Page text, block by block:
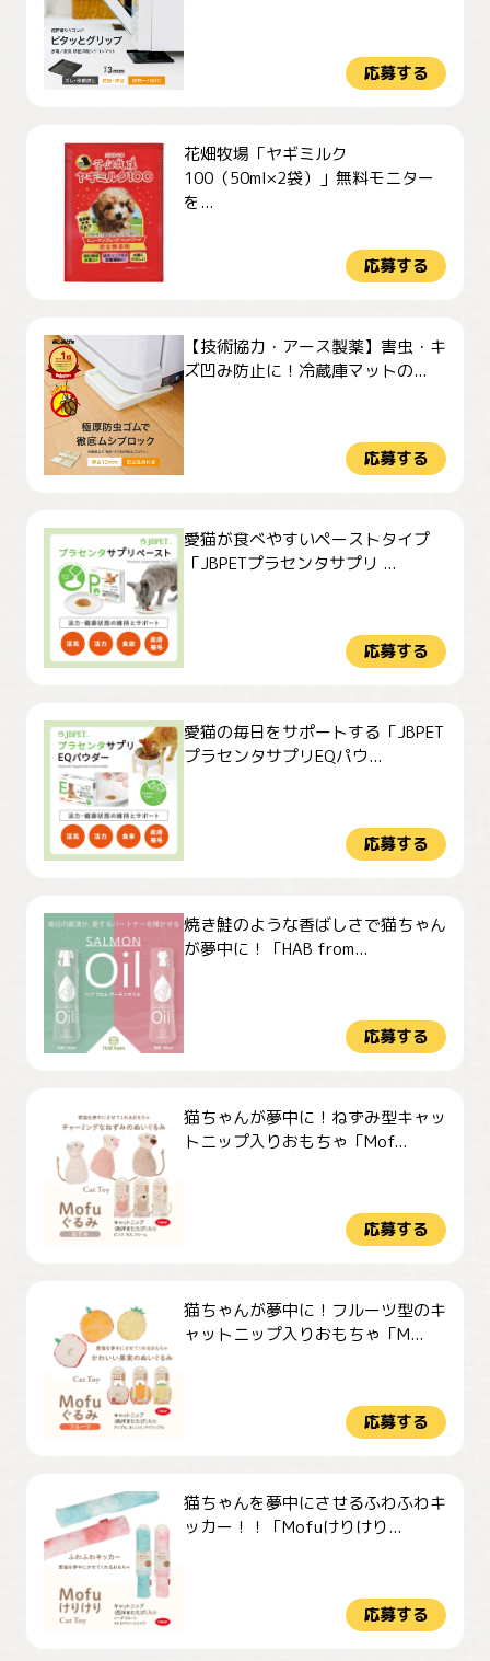
応募する
花畑牧場「ヤギミルク
100（50ml×2袋）」無料モニター
を...
応募する
【技術協力・アース製薬】害虫・キ
ズ凹み防止に！冷蔵庫マットの...
応募する
愛猫が食べやすいペーストタイプ
「JBPETプラセンタサプリ ...
応募する
愛猫の毎日をサポートする「JBPET
プラセンタサプリEQパウ...
応募する
焼き鮭のような香ばしさで猫ちゃん
が夢中に！「HAB from...
応募する
猫ちゃんが夢中に！ねずみ型キャッ
トニップ入りおもちゃ「Mof...
応募する
猫ちゃんが夢中に！フルーツ型のキ
ャットニップ入りおもちゃ「M...
応募する
猫ちゃんを夢中にさせるふわふわキ
ッカー！！「Mofuけりけり...
応募する